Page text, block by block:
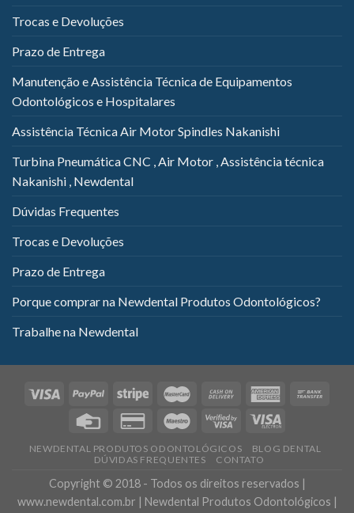
Trocas e Devoluções
Prazo de Entrega
Manutenção e Assistência Técnica de Equipamentos
Odontológicos e Hospitalares
Assistência Técnica Air Motor Spindles Nakanishi
Turbina Pneumática CNC , Air Motor , Assistência técnica
Nakanishi , Newdental
Dúvidas Frequentes
Trocas e Devoluções
Prazo de Entrega
Porque comprar na Newdental Produtos Odontológicos?
Trabalhe na Newdental
NEWDENTAL PRODUTOS ODONTOLÓGICOS
BLOG DENTAL
DÚVIDAS FREQUENTES
CONTATO
Copyright © 2018 - Todos os direitos reservados |
www.newdental.com.br | Newdental Produtos Odontológicos |